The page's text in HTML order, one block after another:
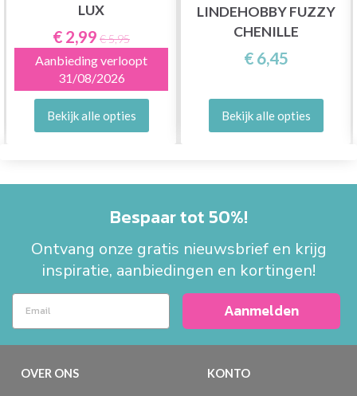
LUX
€ 2,99 € 5,95
Aanbieding verloopt
31/08/2026
Bekijk alle opties
LINDEHOBBY FUZZY
CHENILLE
€ 6,45
Bekijk alle opties
Bespaar tot 50%!
Ontvang onze gratis nieuwsbrief en krijg
inspiratie, aanbiedingen en kortingen!
Aanmelden
OVER ONS KONTO